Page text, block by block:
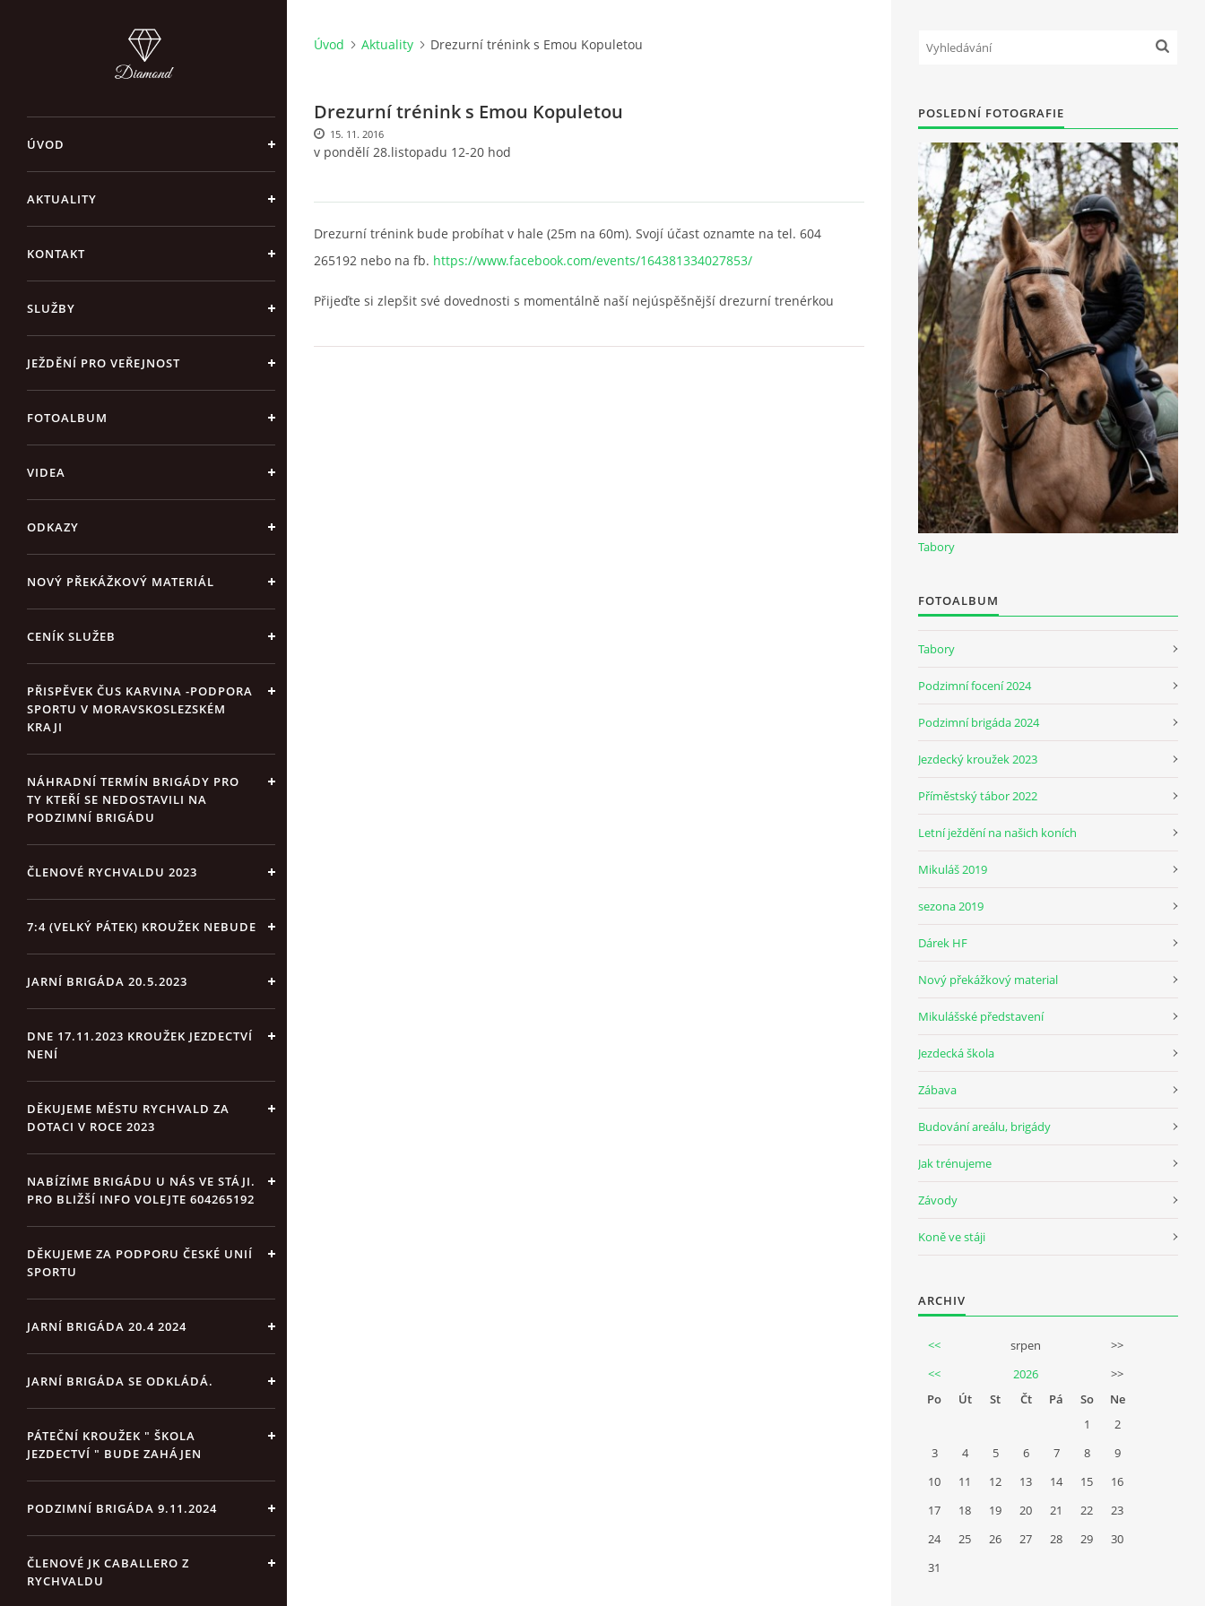
ÚVOD
AKTUALITY
KONTAKT
SLUŽBY
JEŽDĚNÍ PRO VEŘEJNOST
FOTOALBUM
VIDEA
ODKAZY
NOVÝ PŘEKÁŽKOVÝ MATERIÁL
CENÍK SLUŽEB
PŘISPĚVEK ČUS KARVINA -PODPORA
SPORTU V MORAVSKOSLEZSKÉM
KRAJI
NÁHRADNÍ TERMÍN BRIGÁDY PRO
TY KTEŘÍ SE NEDOSTAVILI NA
PODZIMNÍ BRIGÁDU
ČLENOVÉ RYCHVALDU 2023
7:4 (VELKÝ PÁTEK) KROUŽEK NEBUDE
JARNÍ BRIGÁDA 20.5.2023
DNE 17.11.2023 KROUŽEK JEZDECTVÍ
NENÍ
DĚKUJEME MĚSTU RYCHVALD ZA
DOTACI V ROCE 2023
NABÍZÍME BRIGÁDU U NÁS VE STÁJI.
PRO BLIŽŠÍ INFO VOLEJTE 604265192
DĚKUJEME ZA PODPORU ČESKÉ UNIÍ
SPORTU
JARNÍ BRIGÁDA 20.4 2024
JARNÍ BRIGÁDA SE ODKLÁDÁ.
PÁTEČNÍ KROUŽEK " ŠKOLA
JEZDECTVÍ " BUDE ZAHÁJEN
PODZIMNÍ BRIGÁDA 9.11.2024
ČLENOVÉ JK CABALLERO Z
RYCHVALDU
Úvod Aktuality Drezurní trénink s Emou Kopuletou
Drezurní trénink s Emou Kopuletou
15. 11. 2016
v pondělí 28.listopadu 12-20 hod
Drezurní trénink bude probíhat v hale (25m na 60m). Svojí účast oznamte na tel. 604
265192 nebo na fb. https://www.facebook.com/events/164381334027853/
Přijeďte si zlepšit své dovednosti s momentálně naší nejúspěšnější drezurní trenérkou
POSLEDNÍ FOTOGRAFIE
Tabory
FOTOALBUM
Tabory
Podzimní focení 2024
Podzimní brigáda 2024
Jezdecký kroužek 2023
Příměstský tábor 2022
Letní ježdění na našich koních
Mikuláš 2019
sezona 2019
Dárek HF
Nový překážkový material
Mikulášské představení
Jezdecká škola
Zábava
Budování areálu, brigády
Jak trénujeme
Závody
Koně ve stáji
ARCHIV
<< srpen
>>
<<
2026
>>
Po
Út St Čt Pá So
Ne
1
2
3
4 5 6 7 8
9
10
11 12 13 14 15
16
17
18 19 20 21 22
23
24
25 26 27 28 29
30
31